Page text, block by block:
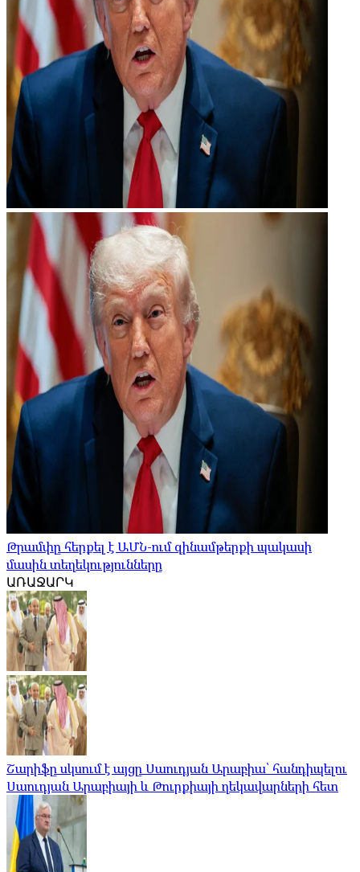
Թրամփը հերքել է ԱՄՆ-ում զինամթերքի պակասի
մասին տեղեկությունները
ԱՌԱՋԱՐԿ
Շարիֆը սկսում է այցը Սաուդյան Արաբիա՝ հանդիպելու
Սաուդյան Արաբիայի և Թուրքիայի ղեկավարների հետ